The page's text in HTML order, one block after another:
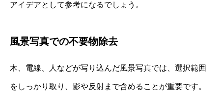
アイデアとして参考になるでしょう。
風景写真での不要物除去
木、電線、人などが写り込んだ風景写真では、選択範囲
をしっかり取り、影や反射まで含めることが重要です。